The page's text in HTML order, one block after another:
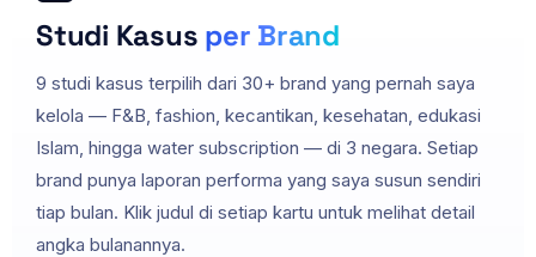
Studi Kasus per Brand
9 studi kasus terpilih dari 30+ brand yang pernah saya
kelola — F&B, fashion, kecantikan, kesehatan, edukasi
Islam, hingga water subscription — di 3 negara. Setiap
brand punya laporan performa yang saya susun sendiri
tiap bulan. Klik judul di setiap kartu untuk melihat detail
angka bulanannya.